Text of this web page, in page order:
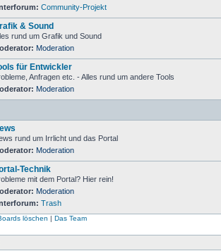
Community-Projekt
& Sound
rund um Grafik und Sound
Moderation
für Entwickler
Anfragen etc. - Alles rund um andere Tools
Moderation
rund um Irrlicht und das Portal
Moderation
Technik
mit dem Portal? Hier rein!
Moderation
Trash
löschen | Das Team